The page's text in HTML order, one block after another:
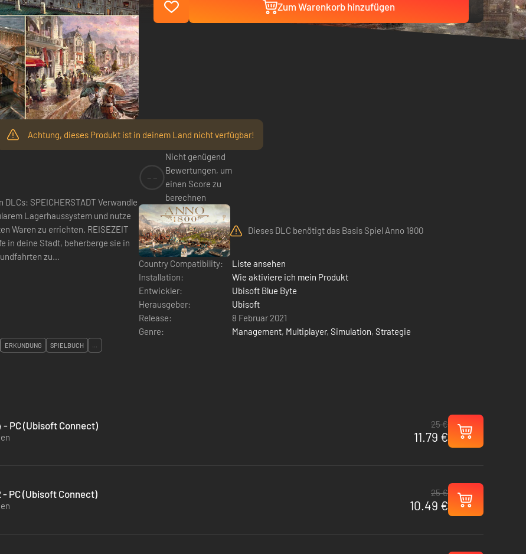
Zum Warenkorb hinzufügen
Achtung, dieses Produkt ist in deinem Land nicht verfügbar!
Lagerhaussystem und nutze
zu errichten. REISEZEIT
in deine Stadt, beherberge sie in
zu
Nicht genügend
Bewertungen, um
einen Score zu
berechnen
Dieses DLC benötigt das Basis Spiel Anno 1800
Country Compatibility:
Liste ansehen
Installation:
Wie aktiviere ich mein Produkt
Entwickler:
Ubisoft Blue Byte
Herausgeber:
Ubisoft
Release:
8 Februar 2021
Genre:
Management, Multiplayer, Simulation, Strategie
ERKUNDUNG SPIELBUCH ...
- PC (Ubisoft Connect) 25 €
11.79 €
- PC (Ubisoft Connect) 25 €
10.49 €